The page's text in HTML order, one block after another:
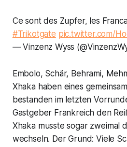
Ce sont des Zupfer, les
#Trikotgate pic.twitter.com/
— Vinzenz Wyss
Embolo, Schär, Behrami,
Xhaka haben eines
bestanden im letzten
Gastgeber Frankreich den
Xhaka musste sogar zweimal
wechseln. Der Grund: Viele